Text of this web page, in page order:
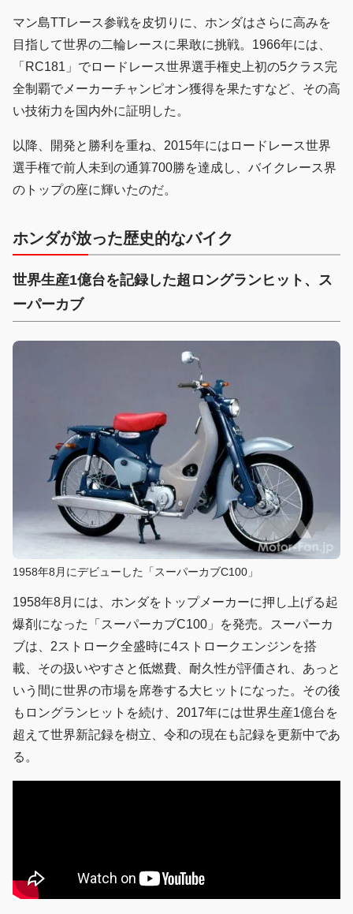
マン島TTレース参戦を皮切りに、ホンダはさらに高みを
目指して世界の二輪レースに果敢に挑戦。1966年には、
「RC181」でロードレース世界選手権史上初の5クラス完
全制覇でメーカーチャンピオン獲得を果たすなど、その高
い技術力を国内外に証明した。
以降、開発と勝利を重ね、2015年にはロードレース世界
選手権で前人未到の通算700勝を達成し、バイクレース界
のトップの座に輝いたのだ。
ホンダが放った歴史的なバイク
世界生産1億台を記録した超ロングランヒット、ス
ーパーカブ
1958年8月にデビューした「スーパーカブC100」
1958年8月には、ホンダをトップメーカーに押し上げる起
爆剤になった「スーパーカブC100」を発売。スーパーカ
ブは、2ストローク全盛時に4ストロークエンジンを搭
載、その扱いやすさと低燃費、耐久性が評価され、あっと
いう間に世界の市場を席巻する大ヒットになった。その後
もロングランヒットを続け、2017年には世界生産1億台を
超えて世界新記録を樹立、令和の現在も記録を更新中であ
る。